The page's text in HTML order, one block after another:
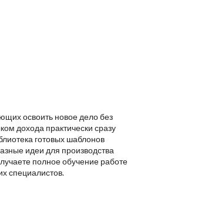
освоить новое дело без
дохода практически сразу
готовых шаблонов
идеи для производства
полное обучение работе
специалистов.